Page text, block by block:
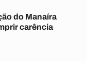
do Manaíra
carência